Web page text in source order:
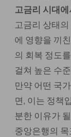
고금리 시대에
고금리 상태
에 영향을 끼
의 회복 정도
걸쳐 높은 수
만약 어떤 국
면, 이는 정책
분한 이유가
중앙은행의